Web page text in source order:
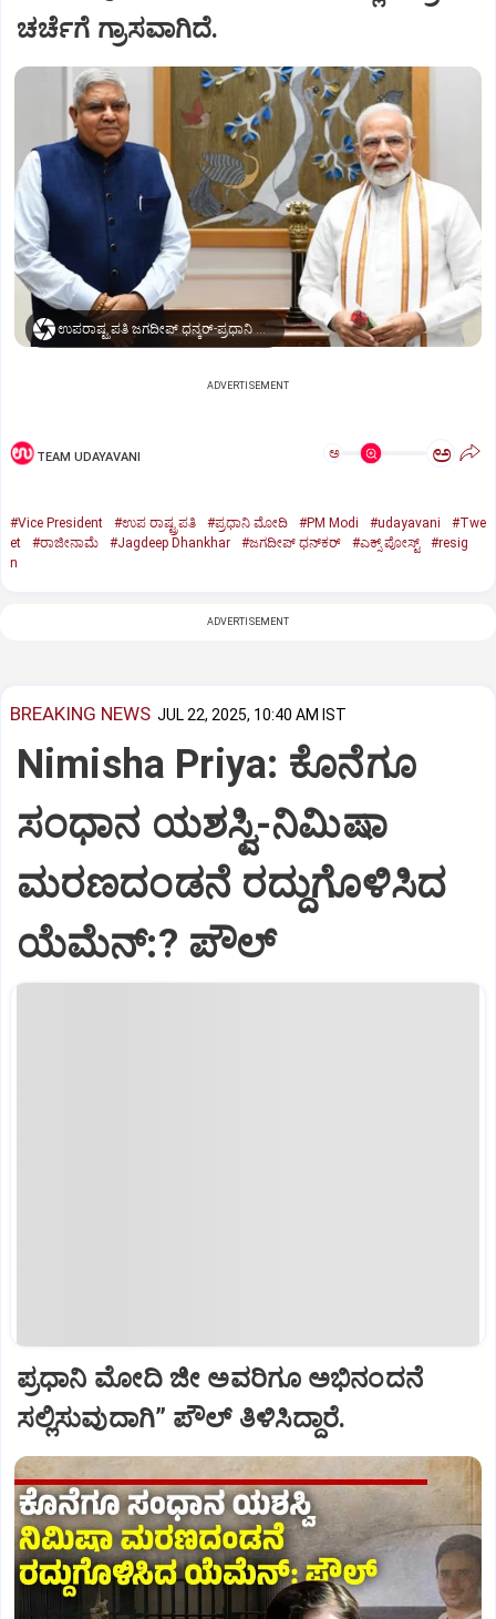
ಚರ್ಚೆಗೆ ಗ್ರಾಸವಾಗಿದೆ.
ಉಪರಾಷ್ಟ್ರಪತಿ ಜಗದೀಪ್‌ ಧನ್ಕರ್-ಪ್ರಧಾನಿ ಮೋದಿ
ADVERTISEMENT
TEAM UDAYAVANI ಅ ಅ
#Vice President #ಉಪ ರಾಷ್ಟ್ರಪತಿ #ಪ್ರಧಾನಿ ಮೋದಿ #PM Modi #udayavani
#Twe
et
#ರಾಜೀನಾಮೆ #Jagdeep Dhankhar #ಜಗದೀಪ್‌ ಧನ್‌ಕರ್‌ #ಎಕ್ಸ್‌ ಪೋಸ್ಟ್
#resig
n
ADVERTISEMENT
BREAKING NEWS JUL 22, 2025, 10:40 AM IST
Nimisha Priya: ಕೊನೆಗೂ
ಸಂಧಾನ ಯಶಸ್ವಿ-ನಿಮಿಷಾ
ಮರಣದಂಡನೆ ರದ್ದುಗೊಳಿಸಿದ
ಯೆಮೆನ್:? ಪೌಲ್
ಪ್ರಧಾನಿ ಮೋದಿ ಜೀ ಅವರಿಗೂ ಅಭಿನಂದನೆ
ಸಲ್ಲಿಸುವುದಾಗಿ” ಪೌಲ್‌ ತಿಳಿಸಿದ್ದಾರೆ.